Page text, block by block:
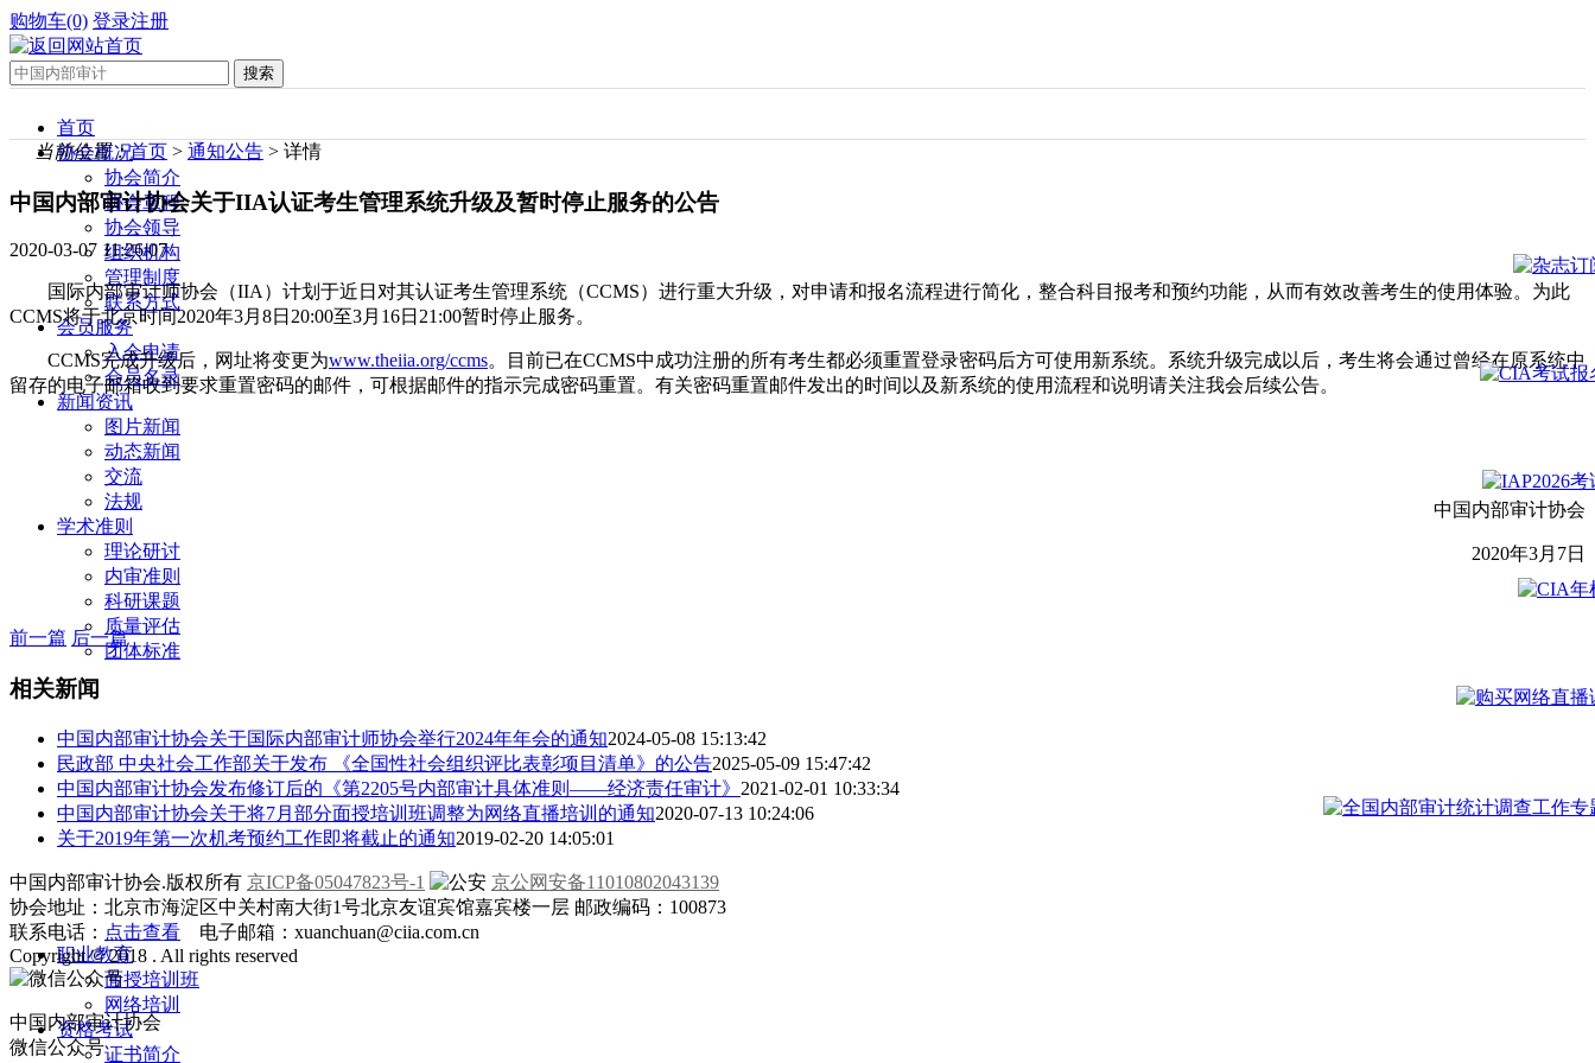
购物车(0) 登录注册
首页
协会概况
协会简介
协会章程
协会领导
组织机构
管理制度
联系方式
会员服务
入会申请
会员名录
新闻资讯
图片新闻
动态新闻
交流
法规
学术准则
理论研讨
内审准则
科研课题
质量评估
团体标准
职业教育
面授培训班
网络培训
资格考试
证书简介
当前位置：首页 > 通知公告 > 详情
中国内部审计协会关于IIA认证考生管理系统升级及暂时停止服务的公告
2020-03-07 11:26:07
国际内部审计师协会（IIA）计划于近日对其认证考生管理系统（CCMS）进行重大升级，对申请和报名流程进行简化，整合科目报考和预约功能，从而有效改善考生的使用体验。为此
CCMS将于北京时间2020年3月8日20:00至3月16日21:00暂时停止服务。
CCMS完成升级后，网址将变更为www.theiia.org/ccms。目前已在CCMS中成功注册的所有考生都必须重置登录密码后方可使用新系统。系统升级完成以后，考生将会通过曾经在原系统中
留存的电子邮箱收到要求重置密码的邮件，可根据邮件的指示完成密码重置。有关密码重置邮件发出的时间以及新系统的使用流程和说明请关注我会后续公告。
中国内部审计协会
2020年3月7日
前一篇 后一篇
相关新闻
中国内部审计协会关于国际内部审计师协会举行2024年年会的通知2024-05-08 15:13:42
民政部 中央社会工作部关于发布 《全国性社会组织评比表彰项目清单》的公告2025-05-09 15:47:42
中国内部审计协会发布修订后的《第2205号内部审计具体准则——经济责任审计》 2021-02-01 10:33:34
中国内部审计协会关于将7月部分面授培训班调整为网络直播培训的通知2020-07-13 10:24:06
关于2019年第一次机考预约工作即将截止的通知2019-02-20 14:05:01
中国内部审计协会.版权所有 京ICP备05047823号-1
京公网安备11010802043139
协会地址：北京市海淀区中关村南大街1号北京友谊宾馆嘉宾楼一层 邮政编码：100873
联系电话： 点击查看 电子邮箱：xuanchuan@ciia.com.cn
Copyright © 2018 . All rights reserved
中国内部审计协会
微信公众号